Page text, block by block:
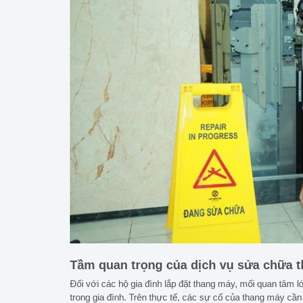
Tầm quan trọng của dịch vụ sửa chữa
Đối với các hộ gia đình lắp đặt thang máy, mối quan tâm
trong gia đình. Trên thực tế, các sự cố của thang máy